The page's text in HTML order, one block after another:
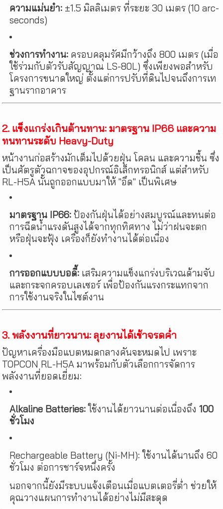
ความแม่นยำ: ±1.5 มิลลิเมตร ที่ระยะ 30 เมตร (10 arc-
seconds)
ช่วงการทำงาน: ครอบคลุมรัศมีกว้างถึง 800 เมตร (เมื่อ
ใช้ร่วมกับตัวรับสัญญาณ LS-80L) ซึ่งเพียงพอสำหรับ
โครงการขนาดใหญ่ ตั้งแต่การปรับที่ดินไปจนถึงการเท
ฐานรากอาคาร
2. แข็งแกร่งเกินต้านทาน: มาตรฐาน IP66 และความ
ทนทานระดับ Heavy-Duty
หน้างานก่อสร้างมักเต็มไปด้วยฝุ่น โคลน และความชื้น ซึ่ง
เป็นศัตรูตัวฉกาจของอุปกรณ์อิเล็กทรอนิกส์ แต่สำหรับ
RL-H5A นั้นถูกออกแบบมาให้ "อึด" เป็นพิเศษ
มาตรฐาน IP66: ป้องกันฝุ่นได้อย่างสมบูรณ์และทนต่อ
การฉีดน้ำแรงดันสูงได้จากทุกทิศทาง ไม่ว่าฝนจะตก
หรือฝุ่นจะฟุ้ง เครื่องก็ยังทำงานได้ต่อเนื่อง
การออกแบบบอดี้: เสริมความแข็งแกร่งบริเวณด้ามจับ
และกระจกครอบเลเซอร์ เพื่อป้องกันแรงกระแทกจาก
การใช้งานจริงในไซต์งาน
3. พลังงานที่ยาวนาน: ลุยงานได้เช้าจรดค่ำ
ปัญหาเครื่องมือแบตหมดกลางคันจะหมดไป เพราะ
TOPCON RL-H5A มาพร้อมกับตัวเลือกการจัดการ
พลังงานที่ยอดเยี่ยม:
Alkaline Batteries:ใช้งานได้ยาวนานต่อเนื่องถึง100
ชั่วโมง
Rechargeable Battery (Ni-MH): ใช้งานได้นานถึง 60
ชั่วโมง ต่อการชาร์จหนึ่งครั้ง
นอกจากนี้ยังมีระบบแจ้งเตือนเมื่อแบตเตอรี่ต่ำ ช่วยให้
คุณวางแผนการทำงานได้อย่างไม่มีสะดุด